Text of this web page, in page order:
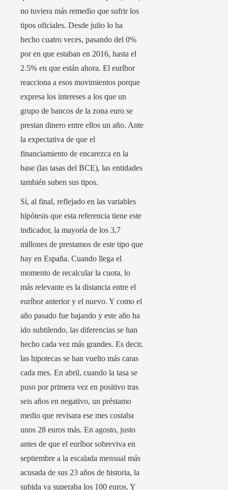
no tuviera más remedio que sufrir los
tipos oficiales. Desde julio lo ha
hecho cuatro veces, pasando del 0%
por en que estaban en 2016, hasta el
2.5% en que están ahora. El euríbor
reacciona a esos movimientos porque
expresa los intereses a los que un
grupo de bancos de la zona euro se
prestan dinero entre ellos un año. Ante
la expectativa de que el
financiamiento de encarezca en la
base (las tasas del BCE), las entidades
también suben sus tipos.
Sí, al final, reflejado en las variables
hipótesis que esta referencia tiene este
indicador, la mayoría de los 3,7
millones de prestamos de este tipo que
hay en España. Cuando llega el
momento de recalcular la cuota, lo
más relevante es la distancia entre el
euríbor anterior y el nuevo. Y como el
año pasado fue bajando y este año ha
ido subtilendo, las diferencias se han
hecho cada vez más grandes. Es decir,
las hipotecas se han vuelto más caras
cada mes. En abril, cuando la tasa se
puso por primera vez en positivo tras
seis años en negativo, un préstamo
medio que revisara ese mes costaba
unos 28 euros más. En agosto, justo
antes de que el euríbor sobreviva en
septiembre a la escalada mensual más
acusada de sus 23 años de historia, la
subida ya superaba los 100 euros. Y